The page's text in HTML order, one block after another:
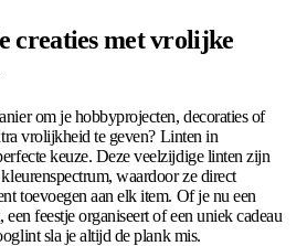
creaties met vrolijke
om je hobbyprojecten, decoraties of
vrolijkheid te geven? Linten in
keuze. Deze veelzijdige linten zijn
waardoor ze direct
toevoegen aan elk item. Of je nu een
feestje organiseert of een uniek cadeau
sla je altijd de plank mis.